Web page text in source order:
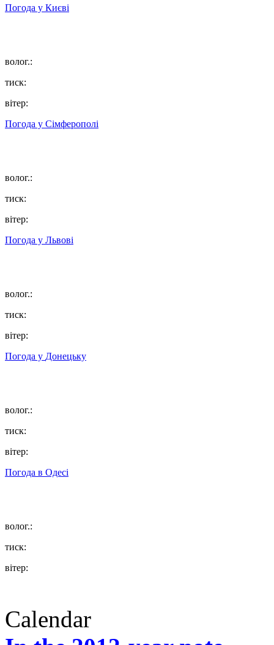
Погода у Києві
волог.:
тиск:
вітер:
Погода у Сімферополі
волог.:
тиск:
вітер:
Погода у Львові
волог.:
тиск:
вітер:
Погода у Донецьку
волог.:
тиск:
вітер:
Погода в Одесі
волог.:
тиск:
вітер:
Calendar